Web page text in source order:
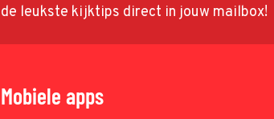
de leukste kijktips direct in jouw mailbox!
Mobiele apps